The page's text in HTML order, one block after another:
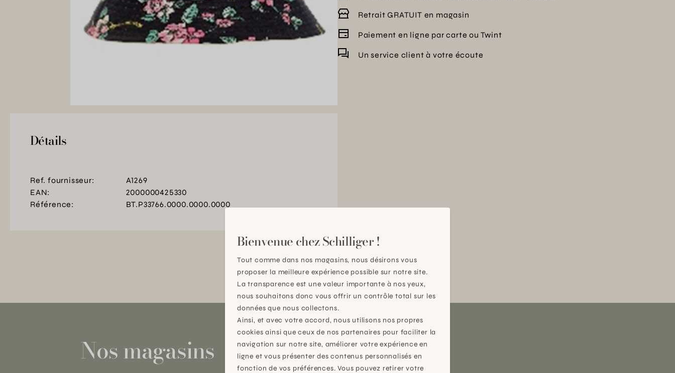
Détails
Ref. fournisseur:
A1269
EAN:
2000000425330
Référence:
BT.P33766.0000.0000.0000
Retrait GRATUIT en magasin
Paiement en ligne par carte ou Twint
Un service client à votre écoute
Nos magasins
Bienvenue chez Schilliger !
Tout comme dans nos magasins, nous désirons vous
proposer la meilleure expérience possible sur notre site.
La transparence est une valeur importante à nos yeux,
nous souhaitons donc vous offrir un contrôle total sur les
données que nous collectons.
Ainsi, et avec votre accord, nous utilisons nos propres
cookies ainsi que ceux de nos partenaires pour faciliter la
navigation sur notre site, améliorer votre expérience en
ligne et vous présenter des contenus personnalisés en
fonction de vos préférences. Vous pouvez retirer votre